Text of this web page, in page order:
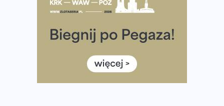
listach startowych są jeszcze wolne miejsca
Jaki smartwatch dla biegaczy, którzy chcą też przy
okazji trenować pod HYROX?
Jak zaplanować domowe cardio bez przepełniania